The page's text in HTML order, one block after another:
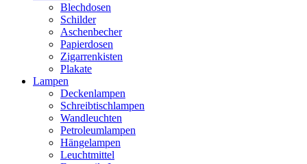
Blechdosen
Schilder
Aschenbecher
Papierdosen
Zigarrenkisten
Plakate
Lampen
Deckenlampen
Schreibtischlampen
Wandleuchten
Petroleumlampen
Hängelampen
Leuchtmittel